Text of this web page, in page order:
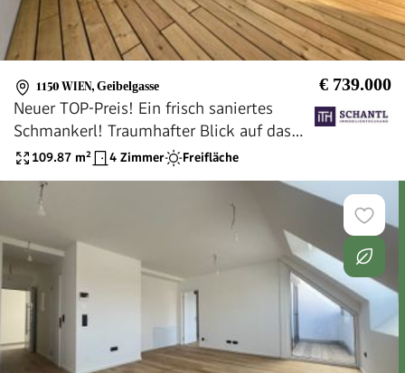
1150 WIEN, Geibelgasse € 739.000
Neuer TOP-Preis! Ein frisch saniertes
Schmankerl! Traumhafter Blick auf das
Schloss Schönbrunn! Happy to be here!
Dachgeschoss + Terrasse mit Fernblick +
Beste Infrastruktur und Anbindung!
109.87 m² 4 Zimmer Freifläche